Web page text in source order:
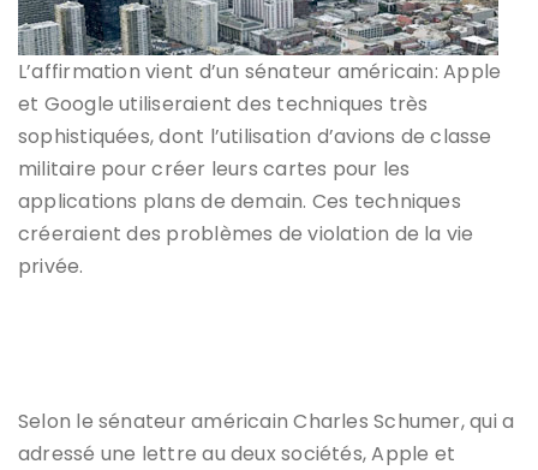
L’affirmation vient d’un sénateur américain: Apple
et Google utiliseraient des techniques très
sophistiquées, dont l’utilisation d’avions de classe
militaire pour créer leurs cartes pour les
applications plans de demain. Ces techniques
créeraient des problèmes de violation de la vie
privée.
Selon le sénateur américain Charles Schumer, qui a
adressé une lettre au deux sociétés, Apple et